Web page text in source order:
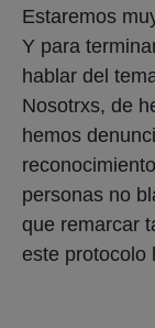
Estaremos
Y para
hablar del
Nosotrxs, de
hemos
personas no
que remarcar
este protocolo